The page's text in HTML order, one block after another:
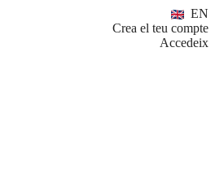
EN
Crea el teu compte
Accedeix